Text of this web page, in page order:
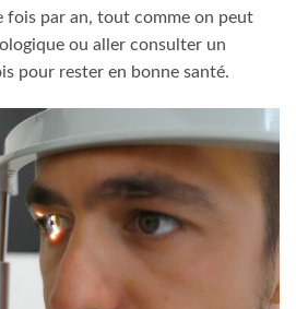
fois par an, tout comme on peut
ou aller consulter un
pour rester en bonne santé.